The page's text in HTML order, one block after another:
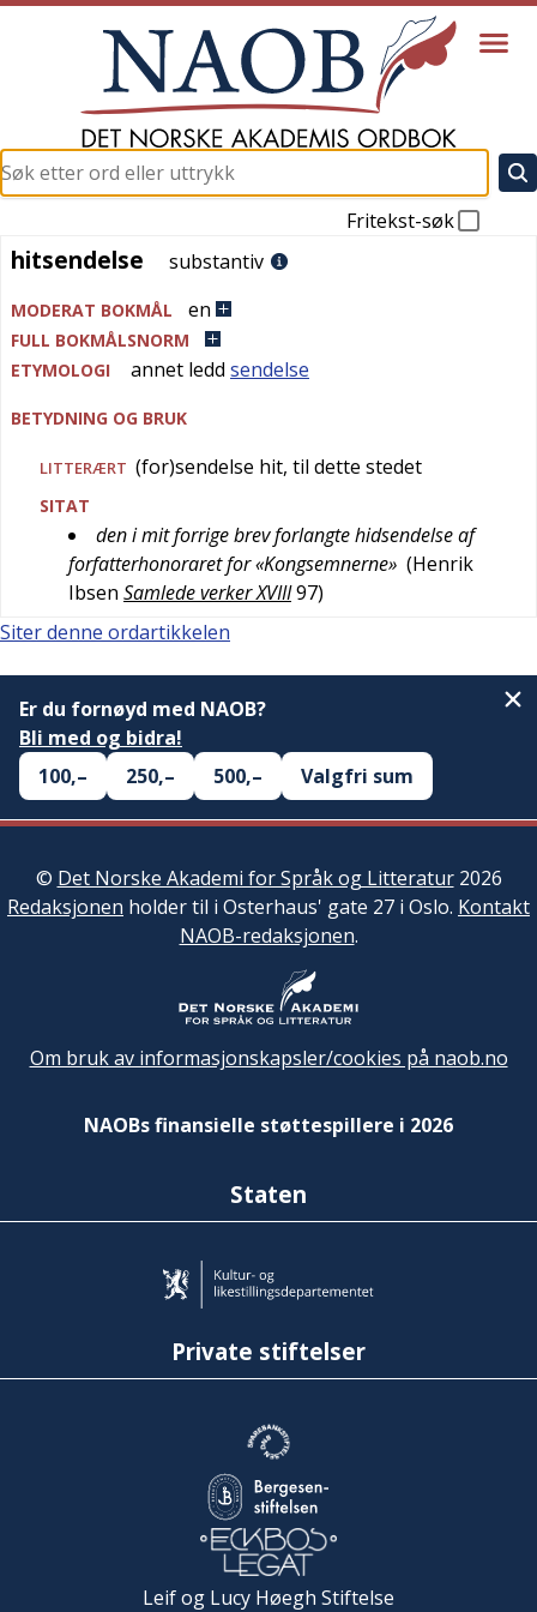
Fritekst-søk
hitsendelse
hitsendelse substantiv
MODERAT BOKMÅL en
FULL BOKMÅLSNORM
ETYMOLOGI
annet ledd sendelse
BETYDNING OG BRUK
LITTERÆRT (for)sendelse hit, til dette stedet
SITAT
den i mit forrige brev forlangte hidsendelse af
forfatterhonoraret for «Kongsemnerne» (Henrik
Ibsen Samlede verker XVIII97)
Siter denne ordartikkelen
Er du fornøyd med NAOB?
Bli med og bidra!
100,–
250,– 500,– Valgfri sum
© Det Norske Akademi for Språk og Litteratur2026
Redaksjonen holder til i Osterhaus' gate 27 i Oslo. Kontakt
NAOB-redaksjonen.
Om bruk av informasjonskapsler/cookies på naob.no
NAOBs finansielle støttespillere i 2026
Staten
Private stiftelser
Leif og Lucy Høegh Stiftelse